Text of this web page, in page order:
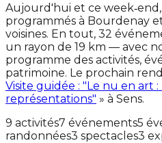
Aujourd'hui et ce
programmés à Bourdenay
voisines. En tout, 32
un rayon de 19 km — avec
programme des activités,
patrimoine. Le prochain
Visite guidée : "Le nu en art :
représentations" » à Sens.
9 activités7 événements5
randonnées3 spectacles3